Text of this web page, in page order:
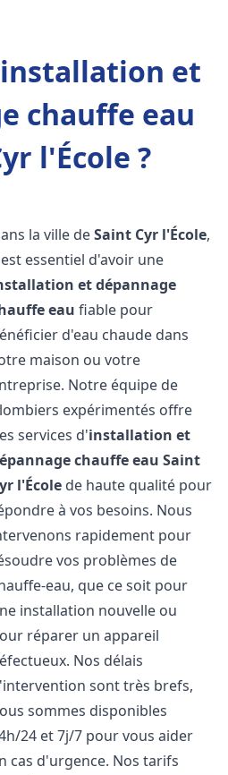
et
chauffe eau
l'École ?
la ville deSaint Cyr l'École,
essentiel d'avoir une
et dépannage
eau fiable pour
d'eau chaude dans
maison ou votre
Notre équipe de
expérimentés offre
services d'installation et
chauffe eau Saint
l'École de haute qualité pour
à vos besoins. Nous
rapidement pour
vos problèmes de
eau, que ce soit pour
installation nouvelle ou
réparer un appareil
Nos délais
sont très brefs,
sommes disponibles
24 et 7j/7 pour vous aider
cas d'urgence. Nos tarifs